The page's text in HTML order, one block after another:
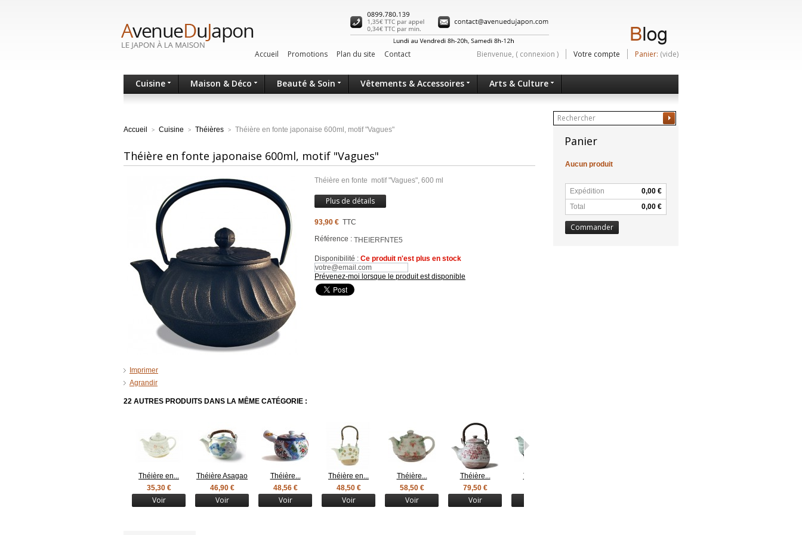
Bienvenue, ( connexion ) Votre compte Panier: (vide)
Accueil Promotions Plan du site Contact
Cuisine Maison & Déco Beauté & Soin Vêtements & Accessoires Arts & Culture
Accueil > Cuisine > Théières > Théière en fonte japonaise 600ml, motif "Vagues"
Théière en fonte japonaise 600ml, motif "Vagues"
Imprimer
Agrandir
Théière en fonte motif "Vagues", 600 ml
Plus de détails
93,90 € TTC
Référence : THEIERFNTE5
Disponibilité : Ce produit n'est plus en stock
Prévenez-moi lorsque le produit est disponible
22 AUTRES PRODUITS DANS LA MÊME CATÉGORIE :
Théière en...
35,30 €
Voir
Théière Asagao
46,90 €
Voir
Théière...
48,56 €
Voir
Théière en...
48,50 €
Voir
Théière...
58,50 €
Voir
Théière...
79,50 €
Voir
Théière...
Panier
Aucun produit
Expédition
0,00 €
Total
0,00 €
Commander